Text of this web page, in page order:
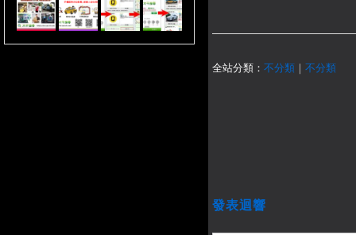
全站分類： 不分類 ｜ 不分類
發表迴響